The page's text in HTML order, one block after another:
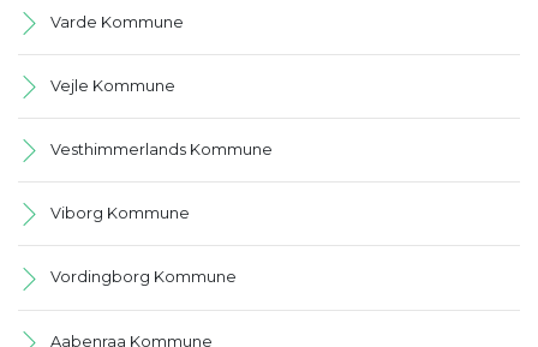
Varde Kommune
Vejle Kommune
Vesthimmerlands Kommune
Viborg Kommune
Vordingborg Kommune
Aabenraa Kommune